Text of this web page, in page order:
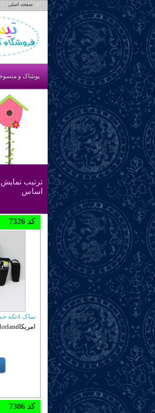
صفحه اصلی/
پوشاک و
ترتيب نمايش
اساس
7326 کد
ساک 4تکه حمل لوازم و تعویض نوزاد
colorlandامریکا
7306 کد